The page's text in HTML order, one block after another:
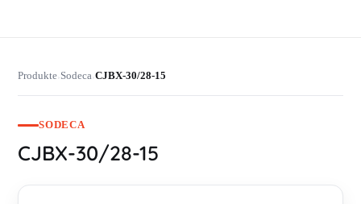
Produkte›Sodeca›CJBX-30/28-15
SODECA
CJBX-30/28-15